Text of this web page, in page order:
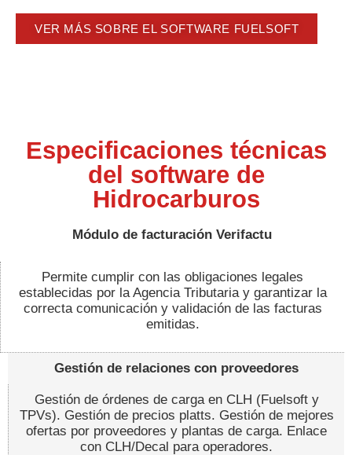
VER MÁS SOBRE EL SOFTWARE FUELSOFT
Especificaciones técnicas
del software de
Hidrocarburos
Módulo de facturación Verifactu
Permite cumplir con las obligaciones legales
establecidas por la Agencia Tributaria y garantizar la
correcta comunicación y validación de las facturas
emitidas.
Gestión de relaciones con proveedores
Gestión de órdenes de carga en CLH (Fuelsoft y
TPVs). Gestión de precios platts. Gestión de mejores
ofertas por proveedores y plantas de carga. Enlace
con CLH/Decal para operadores.